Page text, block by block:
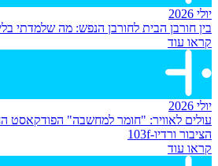
יולי 2026
בין חורבן הבית לחורבן הנפש: מה שלמדתי
קראו עוד
יולי 2026
עולים לאוויר: "חומר למחשבה" הפודקאסט
הציבור ורדיו-103f
קראו עוד